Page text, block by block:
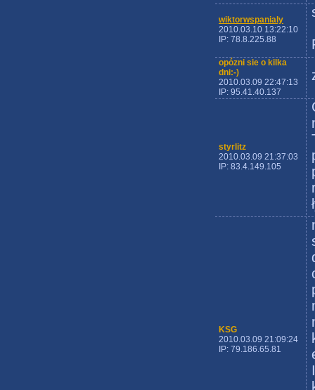
wiktorwspanialy
2010.03.10 13:22:10
IP: 78.8.225.88
opózni sie o kilka
dni:-)
2010.03.09 22:47:13
IP: 95.41.40.137
styrlitz
2010.03.09 21:37:03
IP: 83.4.149.105
KSG
2010.03.09 21:09:24
IP: 79.186.65.81